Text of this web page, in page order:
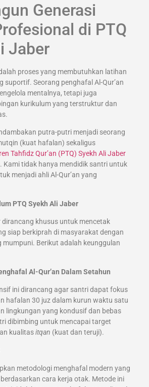
Generasi
di PTQ
Jaber
proses yang membutuhkan latihan
suportif. Seorang penghafal Al-Qur’an
mentalnya, tetapi juga
kurikulum yang terstruktur dan
putra-putri menjadi seorang
(kuat hafalan) sekaligus
Tahfidz Qur’an (PTQ) Syekh Ali Jaber
Kami tidak hanya mendidik santri untuk
menjadi ahli Al-Qur’an yang
PTQ Syekh Ali Jaber
dirancang khusus untuk mencetak
siap berkiprah di masyarakat dengan
mumpuni. Berikut adalah keunggulan
Al-Qur’an Dalam Setahun
ini dirancang agar santri dapat fokus
hafalan 30 juz dalam kurun waktu satu
lingkungan yang kondusif dan bebas
dibimbing untuk mencapai target
kualitasitqan (kuat dan teruji).
metodologi menghafal modern yang
cara kerja otak. Metode ini